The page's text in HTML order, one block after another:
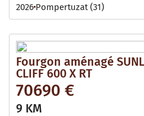
2026 Pompertuzat (31)
Fourgon aménagé
CLIFF 600 X RT
70690 €
9 KM